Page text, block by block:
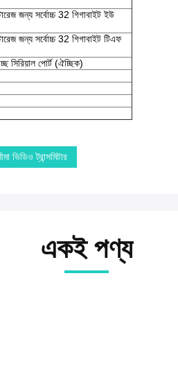
জন্য সর্বোচ্চ 32 গিগাবাইট ইউ
জন্য সর্বোচ্চ 32 গিগাবাইট টিএফ
সিরিয়াল পোর্ট (ঐচ্ছিক)
ভিডিও ট্রান্সমিটার
একই পণ্য